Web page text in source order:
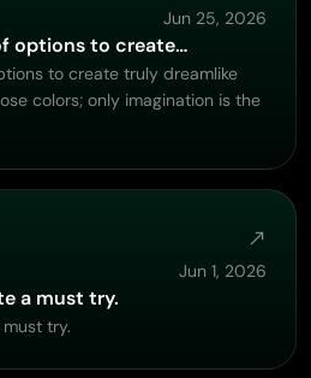
Jun 25, 2026
options to create…
to create truly dreamlike
colors; only imagination is the
Jun 1, 2026
a must try.
try.